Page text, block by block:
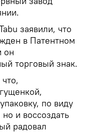
заявили, что
в Патентном
он
торговый знак.
по виду
и воссоздать
радовал